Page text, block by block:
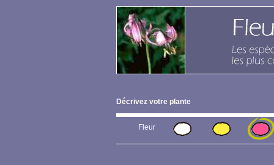
Décrivez votre plante
Fleur